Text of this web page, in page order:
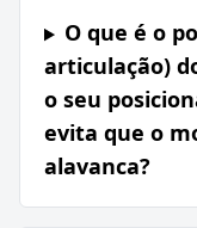
O que é o
articulação)
o seu
evita que o
alavanca?